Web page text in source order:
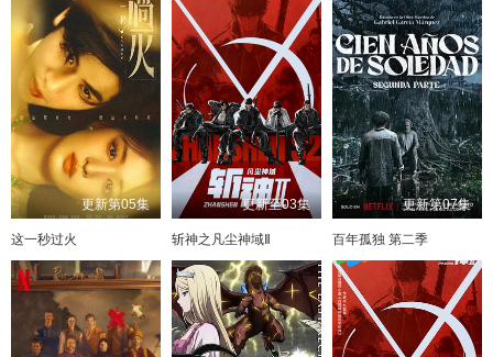
更新第05集
这一秒过火
更新至03集
斩神之凡尘神域Ⅱ
更新第07集
百年孤独 第二季